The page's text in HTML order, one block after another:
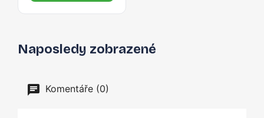
Naposledy zobrazené
Komentáře (0)